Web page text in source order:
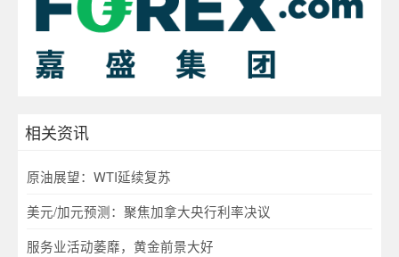
相关资讯
原油展望：WTI延续复苏
美元/加元预测：聚焦加拿大央行利率决议
服务业活动萎靡，黄金前景大好